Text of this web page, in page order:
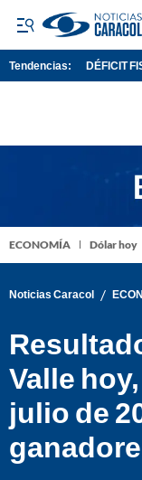
Tendencias: DÉFICIT
ECONOMÍA Dólar hoy
Noticias Caracol /
Valle
julio de